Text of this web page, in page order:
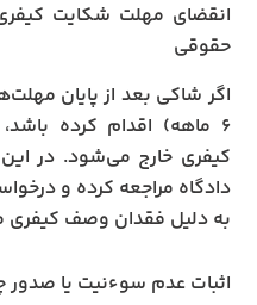
انقضای مهلت شکایت
حقوقی
اگر شاکی بعد از پایان
۶ ماهه) اقدام کرده
کیفری خارج می‌شود. در این
دادگاه مراجعه کرده و
به دلیل فقدان وصف کیفری
اثبات عدم سوءنیت یا صدور